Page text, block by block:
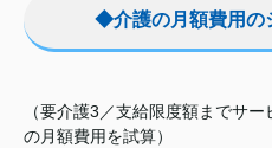
◆介護の月額費用の
（要介護3／支給限度額までサ
の月額費用を試算）